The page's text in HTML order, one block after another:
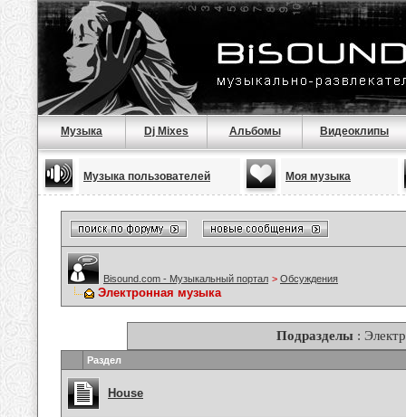
Музыка Dj Mixes Альбомы Видеоклипы
Музыка пользователей Моя музыка
Bisound.com - Музыкальный портал > Обсуждения
Электронная музыка
Подразделы :
Раздел
House